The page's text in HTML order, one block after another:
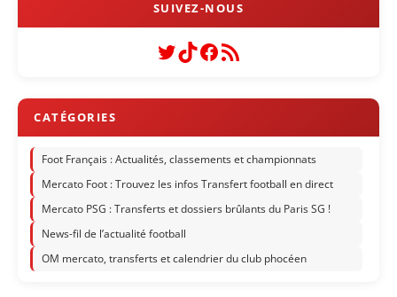
Twitter
TikTok
Facebook
Flux RSS
Foot Français : Actualités, classements et championnats
Mercato Foot : Trouvez les infos Transfert football en direct
Mercato PSG : Transferts et dossiers brûlants du Paris SG !
News-fil de l’actualité football
OM mercato, transferts et calendrier du club phocéen